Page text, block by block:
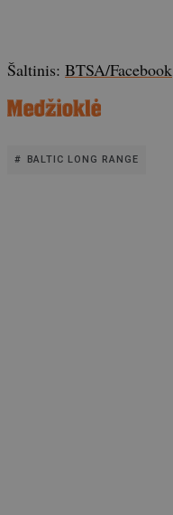
Šaltinis: BTSA/Facebook
BALTIC LONG RANGE